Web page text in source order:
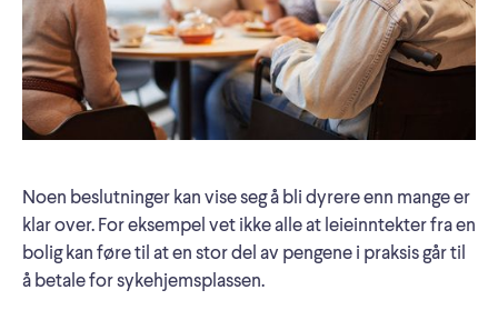
Noen beslutninger kan vise seg å bli dyrere enn mange er
klar over. For eksempel vet ikke alle at leieinntekter fra en
bolig kan føre til at en stor del av pengene i praksis går til
å betale for sykehjemsplassen.